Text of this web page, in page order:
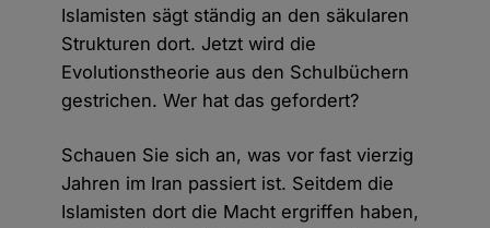
Islamisten sägt ständig an den säkularen
Strukturen dort. Jetzt wird die
Evolutionstheorie aus den Schulbüchern
gestrichen. Wer hat das gefordert?
Schauen Sie sich an, was vor fast vierzig
Jahren im Iran passiert ist. Seitdem die
Islamisten dort die Macht ergriffen haben,